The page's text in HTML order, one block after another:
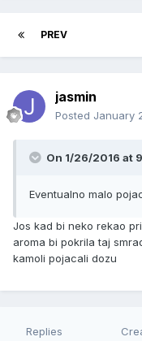
PREV
jasmin
Posted January
On 1/26/2016 at
Eventualno malo
Jos kad bi neko rekao
aroma bi pokrila taj
kamoli pojacali dozu
Replies